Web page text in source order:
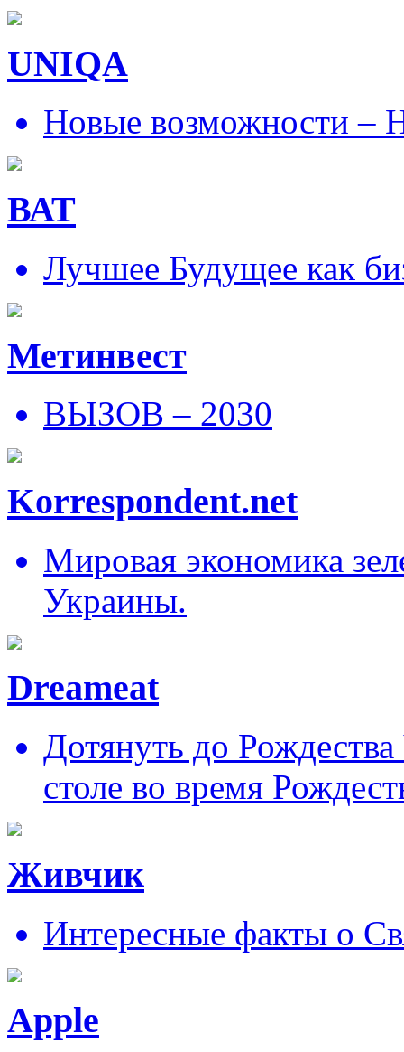
UNIQA
Новые возможности –
ВАТ
Лучшее Будущее как
Метинвест
ВЫЗОВ – 2030
Korrespondent.net
Мировая экономика
Украины.
Dreameat
Дотянуть до
столе во время
Живчик
Интересные факты о
Apple